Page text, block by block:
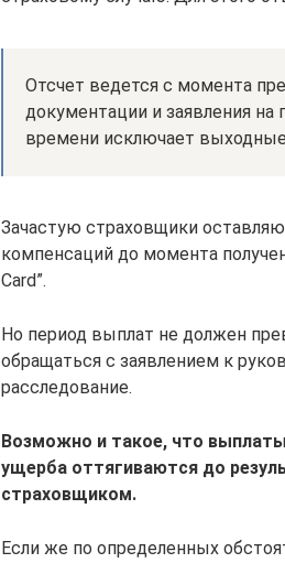
Отсчет ведется с момента
документации и заявления
времени исключает
Зачастую страховщики
компенсаций до момента
Card”.
Но период выплат не должен
обращаться с заявлением к
расследование.
Возможно и такое, что выплаты
ущерба оттягиваются до
страховщиком.
Если же по определенных